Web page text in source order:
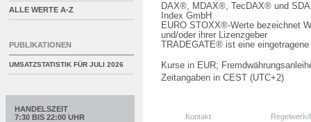
DAX®, MDAX®, TecDAX® und
Index GmbH
EURO STOXX®-Werte bezeichnet
und/oder ihrer Lizenzgeber
TRADEGATE® ist eine
Kurse in EUR;
Zeitangaben in CEST (UTC+2)
Kontakt
ALLE WERTE A-Z
PUBLIKATIONEN
UMSATZSTATISTIK FÜR JULI 2026
HANDELSZEIT
7:30 BIS 22:00 UHR